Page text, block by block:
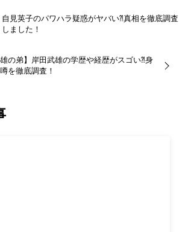
自見英子のパワハラ疑惑がヤバい⁈真相を徹底調査
しました！
雄の弟】岸田武雄の学歴や経歴がスゴい⁈身
を徹底調査！